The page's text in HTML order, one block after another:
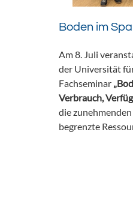
Boden im
Am 8. Juli
der Universität
Fachseminar
Verbrauch,
die
begrenzte